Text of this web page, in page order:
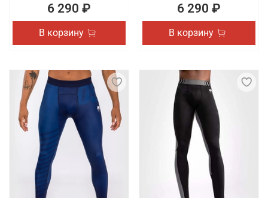
6 290 ₽
В корзину
6 290 ₽
В корзину